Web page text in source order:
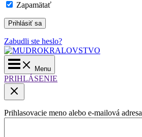
Zapamätať
Zabudli ste heslo?
Main
Menu
Menu
PRIHLÁSENIE
Prihlasovacie meno alebo e-mailová adresa